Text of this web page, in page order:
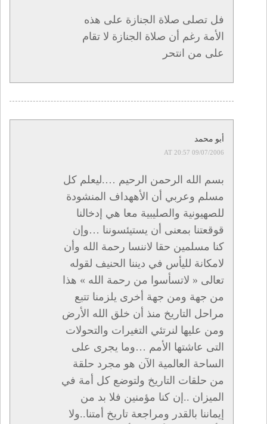
فل تصلى صلاة الجنازة على هذه
الأمة رغم أن صلاة الجنازة لا تقام
على من انتحر
أبو محمد
09/07/2006 AT 20:57
بسم الله الرحمن الرحيم ….ليعلم كل
مسلم وعربي أن الأههداف المنشودة
للصهيونية والصليبية معا هي إدخالنا
قوقعتنا بمعنى أن يستيئسوننا …وإن
كنا مسلمين حقا لاننسا رحمة الله وأن
لامكانة لليأس في ديننا الحنيف لقوله
تعالى « لاتسأسوا من رحمة الله » هذا
من جهة ومن جهة أخرى يلزمنا تتبع
مراحل التاريخ منذ أن خلق الله الأرض
ومن عليها لنرتئي التغيرات والتحولات
التى عاشتها الأمم …وما يجرى على
الساحة العالمية الآن هو مجرد حلقة
من حلقات التاريخ ولتوضع كل أمة في
الميزان ..إن كنا مؤمنين فلا بد من
إيماننا بالقدر ومراجعة تاريخ أمتنا..ولا